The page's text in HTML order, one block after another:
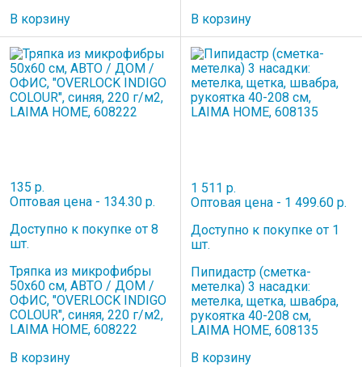
В корзину
В корзину
135 р.
Оптовая цена - 134.30 р.
Доступно к покупке от 8
шт.
Тряпка из микрофибры
50х60 см, АВТО / ДОМ /
ОФИС, "OVERLOCK INDIGO
COLOUR", синяя, 220 г/м2,
LAIMA HOME, 608222
В корзину
1 511 р.
Оптовая цена - 1 499.60 р.
Доступно к покупке от 1
шт.
Пипидастр (сметка-
метелка) 3 насадки:
метелка, щетка, швабра,
рукоятка 40-208 см,
LAIMA HOME, 608135
В корзину